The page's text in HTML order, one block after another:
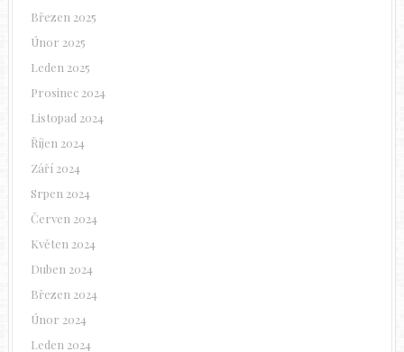
Březen 2025
Únor 2025
Leden 2025
Prosinec 2024
Listopad 2024
Říjen 2024
Září 2024
Srpen 2024
Červen 2024
Květen 2024
Duben 2024
Březen 2024
Únor 2024
Leden 2024